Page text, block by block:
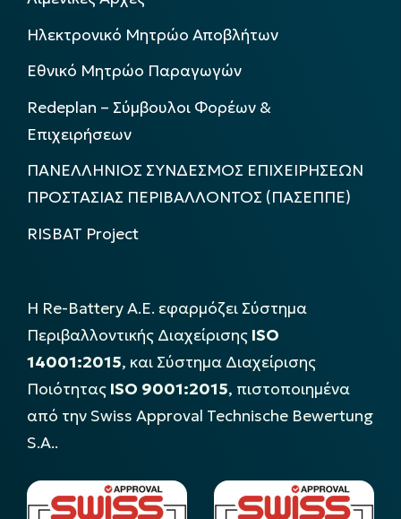
Ηλεκτρονικό Μητρώο Αποβλήτων
Εθνικό Μητρώο Παραγωγών
Redeplan – Σύμβουλοι Φορέων &
Επιχειρήσεων
ΠΑΝΕΛΛΗΝΙΟΣ ΣΥΝΔΕΣΜΟΣ ΕΠΙΧΕΙΡΗΣΕΩΝ
ΠΡΟΣΤΑΣΙΑΣ ΠΕΡΙΒΑΛΛΟΝΤΟΣ (ΠΑΣΕΠΠΕ)
RISBAT Project
Η Re-Battery Α.Ε. εφαρμόζει Σύστημα
Περιβαλλοντικής Διαχείρισης ISO
14001:2015, και Σύστημα Διαχείρισης
Ποιότητας ISO 9001:2015, πιστοποιημένα
από την Swiss Approval Technische Bewertung
S.A..